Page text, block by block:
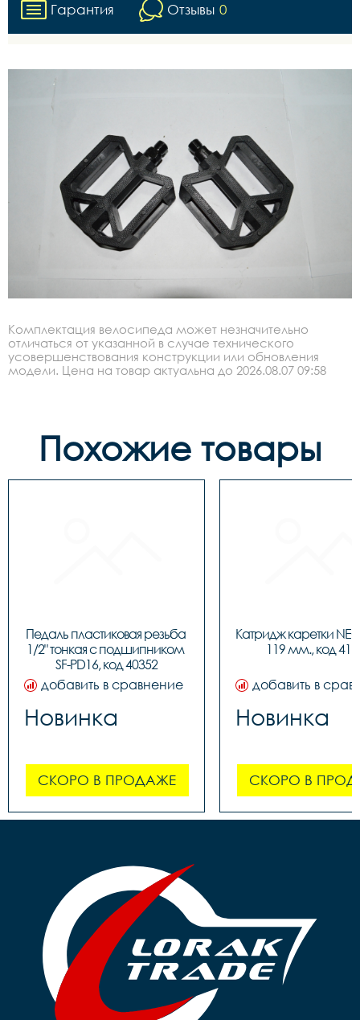
Гарантия Отзывы 0
Комплектация велосипеда может незначительно
отличаться от указанной в случае технического
усовершенствования конструкции или обновления
модели. Цена на товар актуальна до 2026.08.07 09:58
Похожие товары
Педаль пластиковая резьба
1/2" тонкая c подшипником
SF-PD16, код 40352
добавить в сравнение
Новинка
СКОРО В ПРОДАЖЕ
Катридж каретки
119 мм., код
добавить в
Новинка
СКОРО В